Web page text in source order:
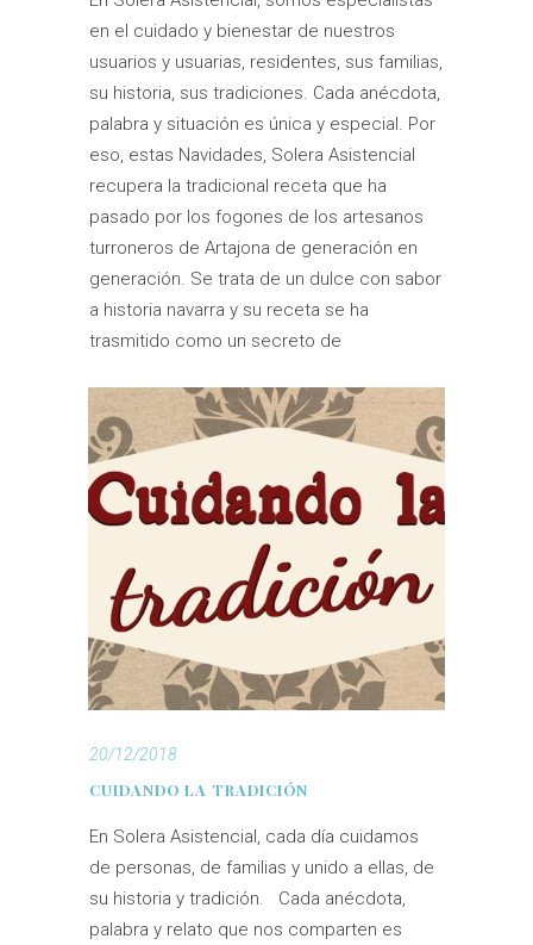
en el cuidado y bienestar de nuestros
usuarios y usuarias, residentes, sus familias,
su historia, sus tradiciones. Cada anécdota,
palabra y situación es única y especial. Por
eso, estas Navidades, Solera Asistencial
recupera la tradicional receta que ha
pasado por los fogones de los artesanos
turroneros de Artajona de generación en
generación. Se trata de un dulce con sabor
a historia navarra y su receta se ha
trasmitido como un secreto de
20/12/2018
CUIDANDO LA TRADICIÓN
En Solera Asistencial, cada día cuidamos
de personas, de familias y unido a ellas, de
su historia y tradición. Cada anécdota,
palabra y relato que nos comparten es